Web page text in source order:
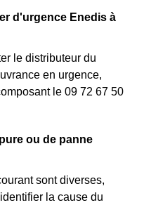
d'urgence Enedis à
le distributeur du
en urgence,
le 09 72 67 50
ou de panne
sont diverses,
la cause du